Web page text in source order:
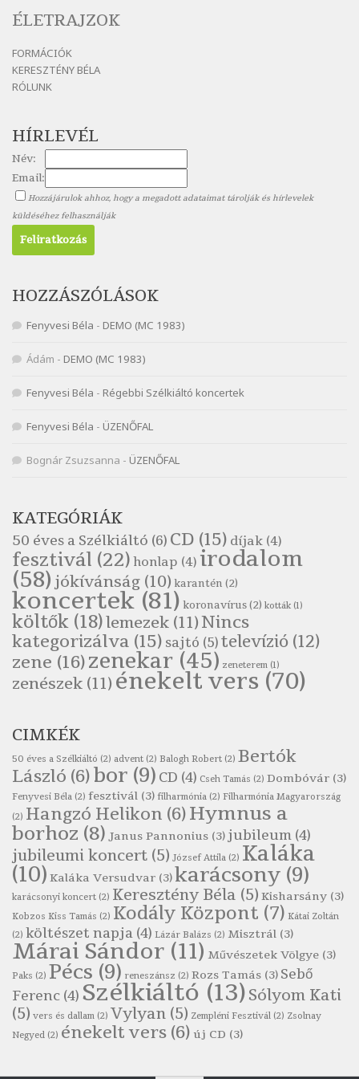
Szélkiáltó
Nagy Bandó András: Nyári éj
Szélkiáltó
Szélkiáltó
Nagy Bandó András: Pöttyös katica
Szélkiáltó
Nagy Bandó András: Scarabeus
Szélkiáltó
Nagy Bandó András: Ülj le csak egyszer
Nagy Bandó András: Vakondok
Nagy Bandó András: Vizilóblues
Szélkiáltó
Szélkiáltó
Népköltés: Most érkeztünk
Szélkiáltó
Népköltés: Reggeli köszöntő
Pákolitz István: Altató
Szélkiáltó
Pákolitz István: Bakarasz
Szélkiáltó
Pákolitz István: Csiga-biga
Szélkiáltó
Pákolitz István: Kiolvasó
Szélkiáltó
Páskándi Géza: Madárijesztő
Szélkiáltó
Szélkiáltó
Robert Burns: Árpa Jankó
Szélkiáltó
Robert Burns: Most hoci a számlát
Szélkiáltó
Robert Burns: Most hoci a számlát
Szélkiáltó
Robert Burns: Nagyhasú flaskó…
Szélkiáltó
Robert Burns: Skót ital
Szélkáltó
Robert Burns: Skót ital
Szélkiáltó
Simkó Péter: Károgós
Szélkiáltó
Szélkiáltó
ÉLETRAJZOK
FORMÁCIÓK
KERESZTÉNY BÉLA
RÓLUNK
HÍRLEVÉL
Név:
Email:
Hozzájárulok ahhoz, hogy a megadott adataimat tárolják és hírlevelek
küldéséhez felhasználják
HOZZÁSZÓLÁSOK
Fenyvesi Béla - DEMO (MC 1983)
Ádám - DEMO (MC 1983)
Fenyvesi Béla - Régebbi Szélkiáltó koncertek
Fenyvesi Béla - ÜZENŐFAL
Bognár Zsuzsanna - ÜZENŐFAL
KATEGÓRIÁK
50 éves a Szélkiáltó (6) CD (15) díjak (4)
fesztivál (22) honlap (4) irodalom
(58)jókívánság (10) karantén (2)
koncertek(81) koronavírus(2) kották (1)
költők (18)lemezek (11)Nincs
kategorizálva (15) sajtó (5)televízió (12)
zene (16)zenekar (45) zeneterem (1)
zenészek (11) énekelt vers (70)
CIMKÉK
50 éves a Szélkiáltó (2) advent (2) Balogh Robert (2) Bertók
László (6)bor (9) CD (4) Cseh Tamás (2) Dombóvár (3)
Fenyvesi Béla (2) fesztivál (3) filharmónia (2) Filharmónia Magyarország
(2) Hangzó Helikon (6)Hymnus a
borhoz (8) Janus Pannonius (3)jubileum (4)
jubileumi koncert (5) József Attila (2) Kaláka
(10) Kaláka Versudvar (3)karácsony (9)
karácsonyi koncert (2) Keresztény Béla (5) Kisharsány (3)
Kobzos Kiss Tamás (2) Kodály Központ (7) Kátai Zoltán
(2) költészet napja (4) Lázár Balázs (2) Misztrál (3)
Márai Sándor (11) Művészetek Völgye (3)
Paks (2) Pécs (9) reneszánsz (2) Rozs Tamás (3) Sebő
Ferenc (4) Szélkiáltó (13)Sólyom Kati
(5) vers és dallam (2) Vylyan (5) Zempléni Fesztivál (2) Zsolnay
Negyed (2) énekelt vers (6) új CD (3)